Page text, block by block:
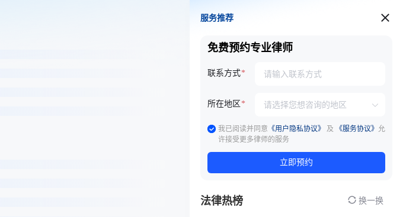
服务推荐
服务推荐
免费预约专业律师
联系方式
所在地区
我已阅读并同意 《用户隐私协议》 及 《服务协议》 允
许接受更多律师的服务
立即预约
法律热榜 换一换